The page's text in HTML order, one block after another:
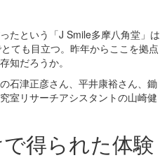
たという「J Smile多摩八角堂」は
ても目立つ。昨年からここを拠点
知だろうか。
石津正彦さん、平井康裕さん、鋤
室リサーチアシスタントの山崎健
得られた体験